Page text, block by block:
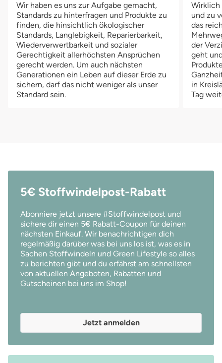
Thirsties Duo Wrap Überhose gewähren einen optimalen
Auslaufschutz und schmiegen sich gut an die Babybeinchen
an.Schließen lässt sich die Thirsties Duo Wrap Überhose mit
Hilfe von Druckknöpfen.Unser Tipp: Beim Wickeln empfehlen
wir dir 2 Überhosen im Wechsel zu verwenden. So kannst Du
die verwendete Überhose kurz mit einem feuchten Tuch sauber
machen und dann zum Lüften aufhängen. Beim nächsten
Windelwechsel nimmst Du dann wieder die erste Überhose. So
kannst Du eine ganze Menge Wäsche sparen.Die Thirsties Duo
Wir haben es uns zur Aufgabe gemacht,
Standards zu hinterfragen und Produkte zu
finden, die hinsichtlich ökologischer
Standards, Langlebigkeit, Reparierbarkeit,
Wiederverwertbarkeit und sozialer
Gerechtigkeit allerhöchsten Ansprüchen
gerecht werden. Um auch nächsten
Generationen ein Leben auf dieser Erde zu
sichern, darf das nicht weniger als unser
Standard sein.
Wirklich
und zu
das
der
geht
in
Tag
5€ Stoffwindelpost-Rabatt
Abonniere jetzt unsere #Stoffwindelpost und
sichere dir einen 5€ Rabatt-Coupon für deinen
nächsten Einkauf. Wir benachrichtigen dich
regelmäßig darüber was bei uns los ist, was es in
Sachen Stoffwindeln und Green Lifestyle so alles
zu berichten gibt und du erfährst am schnellsten
von aktuellen Angeboten, Rabatten und
Gutscheinen bei uns im Shop!
Jetzt anmelden